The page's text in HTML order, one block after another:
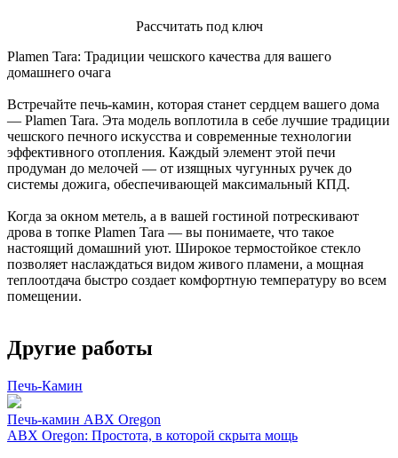
Расcчитать под ключ
Plamen Tara: Традиции чешского качества для вашего
домашнего очага
Встречайте печь-камин, которая станет сердцем вашего дома
— Plamen Tara. Эта модель воплотила в себе лучшие традиции
чешского печного искусства и современные технологии
эффективного отопления. Каждый элемент этой печи
продуман до мелочей — от изящных чугунных ручек до
системы дожига, обеспечивающей максимальный КПД.
Когда за окном метель, а в вашей гостиной потрескивают
дрова в топке Plamen Tara — вы понимаете, что такое
настоящий домашний уют. Широкое термостойкое стекло
позволяет наслаждаться видом живого пламени, а мощная
теплоотдача быстро создает комфортную температуру во всем
помещении.
Другие работы
Печь-Камин
Печь-камин ABX Oregon
ABX Oregon: Простота, в которой скрыта мощь